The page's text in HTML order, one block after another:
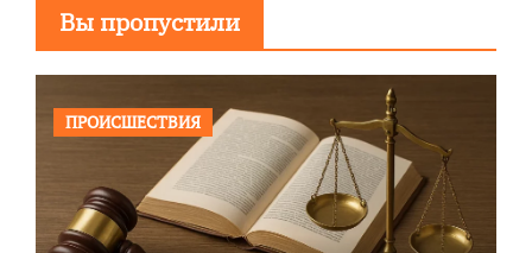
Вы пропустили
ПРОИСШЕСТВИЯ